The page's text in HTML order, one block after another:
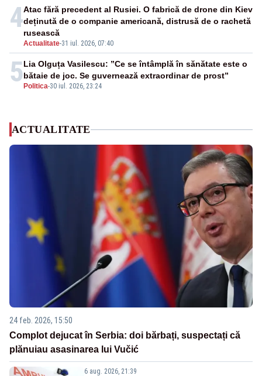
4
Actualitate-31 iul. 2026, 07:40
Atac fără precedent al Rusiei. O fabrică de drone din Kiev
deținută de o companie americană, distrusă de o rachetă
rusească
5 Politica-30 iul. 2026, 23:24
Lia Olguța Vasilescu: ”Ce se întâmplă în sănătate este o
bătaie de joc. Se guvernează extraordinar de prost”
ACTUALITATE
24 feb. 2026, 15:50
Complot dejucat în Serbia: doi bărbați, suspectați că
plănuiau asasinarea lui Vučić
6 aug. 2026, 21:39